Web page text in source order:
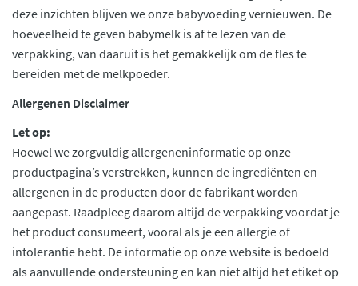
deze inzichten blijven we onze babyvoeding vernieuwen. De
hoeveelheid te geven babymelk is af te lezen van de
verpakking, van daaruit is het gemakkelijk om de fles te
bereiden met de melkpoeder.
Allergenen Disclaimer
Let op:
Hoewel we zorgvuldig allergeneninformatie op onze
productpagina’s verstrekken, kunnen de ingrediënten en
allergenen in de producten door de fabrikant worden
aangepast. Raadpleeg daarom altijd de verpakking voordat je
het product consumeert, vooral als je een allergie of
intolerantie hebt. De informatie op onze website is bedoeld
als aanvullende ondersteuning en kan niet altijd het etiket op